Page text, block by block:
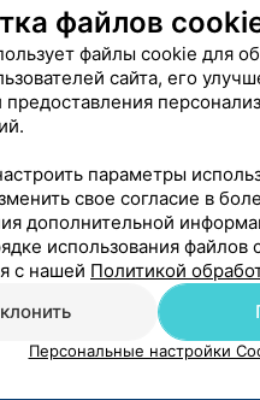
14
Анастасию!
14
файлов
файлы cookie для
сайта, его
предоставления
параметры
свое согласие в
дополнительной
использования
с нашей Политикой
Персональные настройки